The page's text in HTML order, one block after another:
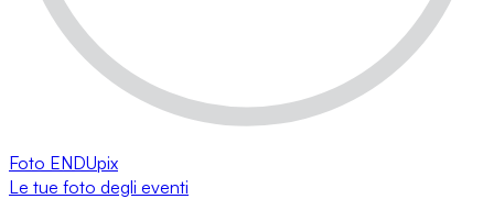
Foto ENDUpix
Le tue foto degli eventi